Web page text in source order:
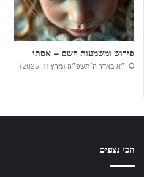
פירוש ומשמעות השם – אסתי
י״א באדר ה׳תשפ״ה (מרץ 11, 2025)
הכי נצפים